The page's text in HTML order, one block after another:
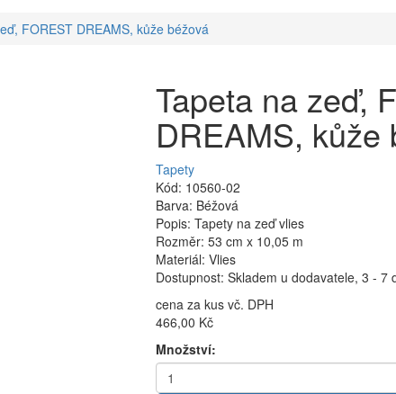
FOREST DREAMS, kůže béžová
Tapeta na zeď,
DREAMS, kůže
Tapety
Kód: 10560-02
Barva: Béžová
Popis: Tapety na zeď vlies
Rozměr: 53 cm x 10,05 m
Materiál: Vlies
Dostupnost: Skladem u dodavatele, 3 - 7
cena za kus vč. DPH
466,00 Kč
Množství: